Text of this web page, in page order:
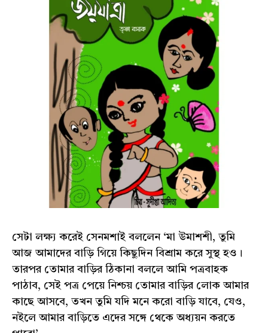
সেটা লক্ষ্য করেই সেনমশাই বললেন ‘মা উমাশশী, তুমি
আজ আমাদের বাড়ি গিয়ে কিছুদিন বিশ্রাম করে সুস্থ হও।
তারপর তোমার বাড়ির ঠিকানা বললে আমি পত্রবাহক
পাঠাব, সেই পত্র পেয়ে নিশ্চয় তোমার বাড়ির লোক আমার
কাছে আসবে, তখন তুমি যদি মনে করো বাড়ি যাবে, যেও,
নইলে আমার বাড়িতে এদের সঙ্গে থেকে অধ্যয়ন করতে